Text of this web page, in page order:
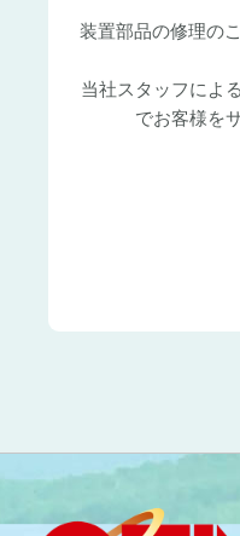
装置部品の修理の
当社スタッフによ
でお客様を